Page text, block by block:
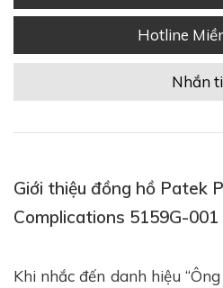
Hotline
Nhắn
Giới thiệu đồng hồ Patek
Complications 5159G-001
Khi nhắc đến danh hiệu